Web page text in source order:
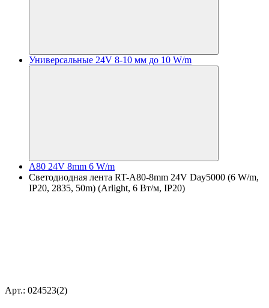
Универсальные 24V 8-10 мм до 10 W/m
A80 24V 8mm 6 W/m
Светодиодная лента RT-A80-8mm 24V Day5000 (6 W/m,
IP20, 2835, 50m) (Arlight, 6 Вт/м, IP20)
Арт.: 024523(2)